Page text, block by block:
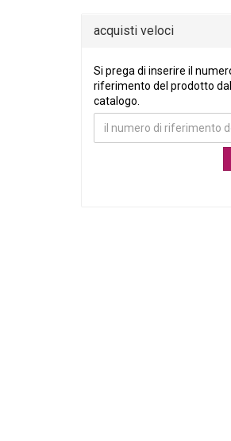
acquisti veloci
SI PREGA DI INSERIRE IL
Si prega di inserire il
riferimento del prodotto
catalogo.